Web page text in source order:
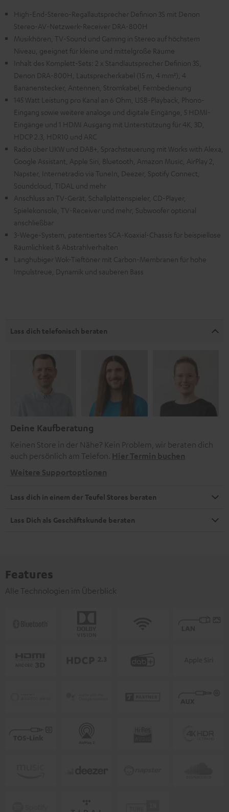
High-End-Stereo-Regallautsprecher Definion 3S mit Denon
Stereo-AV-Netzwerk-Receiver DRA-800H
Musikhören, TV-Sound und Gaming in Stereo auf höchstem
Niveau, geeignet für kleine und mittelgroße Räume
Inhalt des Komplett-Sets: 2 x Standlautsprecher Definion 3S,
Denon DRA-800H, Lautsprecherkabel (15 m, 4 mm²), 4
Bananenstecker, Antennen, Stromkabel, Fernbedienung
145 Watt Leistung pro Kanal an 6 Ohm, USB-Playback, Phono-
Eingang sowie weitere analoge und digitale Eingänge, 5 HDMI-
Eingänge und 1 HDMI Ausgang mit Unterstützung für 4K, 3D,
HDCP 2.3, HDR10 und ARC
Radio über UKW und DAB+, Sprachsteuerung mit Works with Alexa,
Google Assistant, Apple Siri, Bluetooth, Amazon Music, AirPlay 2,
Napster, Internetradio via TuneIn, Deezer, Spotify Connect,
Soundcloud, TIDAL und mehr
Anschluss an TV-Gerät, Schallplattenspieler, CD-Player,
Spielekonsole, TV-Receiver und mehr, Subwoofer optional
anschließbar
3-Wege-System, patentiertes SCA-Koaxial-Chassis für beispiellose
Räumlichkeit & Abstrahlverhalten
Langhubiger Wok-Tieftöner mit Carbon-Membranen für hohe
Impulstreue, Dynamik und sauberen Bass
Lass dich telefonisch beraten
Deine Kaufberatung
Keinen Store in der Nähe? Kein Problem, wir beraten dich
auch persönlich am Telefon. Hier Termin buchen
Weitere Supportoptionen
Lass dich in einem der Teufel Stores beraten
Lass Dich als Geschäftskunde beraten
Features
Alle Technologien im Überblick